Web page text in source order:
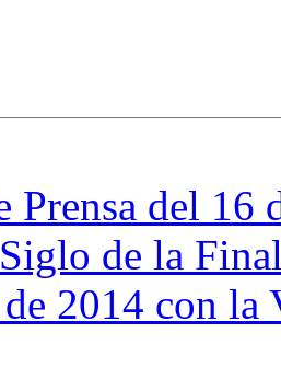
Prensa del
de la
2014 con la